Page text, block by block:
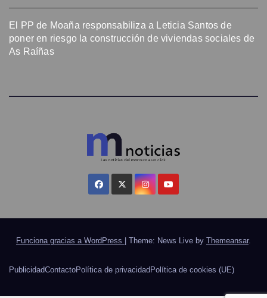
El PP de Moaña responsabiliza a Leticia Santos de
poner en riesgo la construcción de viviendas sociales de
As Raíñas
Funciona gracias a WordPress Theme: News Live by Themeansar.
PublicidadContactoPolítica de privacidadPolítica de cookies (UE)